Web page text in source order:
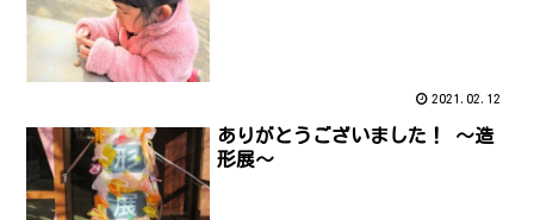
2021.02.12
ありがとうございました！ ～造
形展～